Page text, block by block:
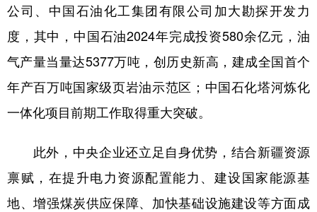
公司、中国石油化工集团有限公司加大勘探开发力
度，其中，中国石油2024年完成投资580余亿元，油
气产量当量达5377万吨，创历史新高，建成全国首个
年产百万吨国家级页岩油示范区；中国石化塔河炼化
一体化项目前期工作取得重大突破。
此外，中央企业还立足自身优势，结合新疆资源
禀赋，在提升电力资源配置能力、建设国家能源基
地、增强煤炭供应保障、加快基础设施建设等方面成